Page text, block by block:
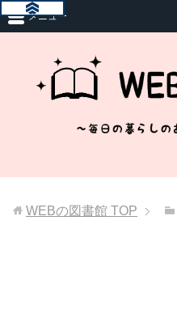
メニュー
WEBの図書館 TOP